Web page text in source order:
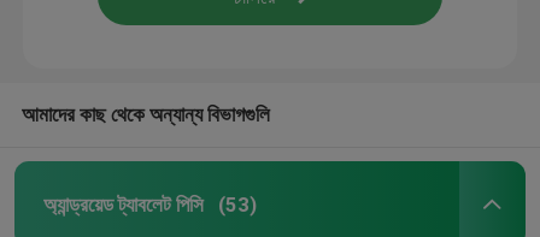
আমাদের কাছ থেকে অন্যান্য বিভাগগুলি
অ্যান্ড্রয়েড ট্যাবলেট পিসি (53)